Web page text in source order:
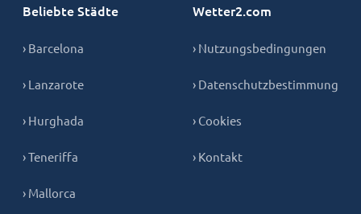
Beliebte Städte
› Barcelona
› Lanzarote
› Hurghada
› Teneriffa
› Mallorca
Wetter2.com
› Nutzungsbedingungen
› Datenschutzbestimmung
› Cookies
› Kontakt